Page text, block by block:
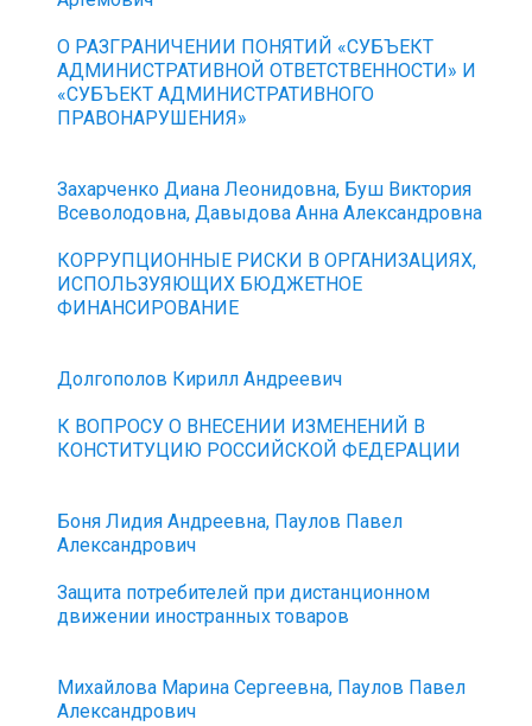
О РАЗГРАНИЧЕНИИ ПОНЯТИЙ «СУБЪЕКТ
АДМИНИСТРАТИВНОЙ ОТВЕТСТВЕННОСТИ» И
«СУБЪЕКТ АДМИНИСТРАТИВНОГО
ПРАВОНАРУШЕНИЯ»
Захарченко Диана Леонидовна, Буш Виктория
Всеволодовна, Давыдова Анна Александровна
КОРРУПЦИОННЫЕ РИСКИ В ОРГАНИЗАЦИЯХ,
ИСПОЛЬЗУЯЮЩИХ БЮДЖЕТНОЕ
ФИНАНСИРОВАНИЕ
Долгополов Кирилл Андреевич
К ВОПРОСУ О ВНЕСЕНИИ ИЗМЕНЕНИЙ В
КОНСТИТУЦИЮ РОССИЙСКОЙ ФЕДЕРАЦИИ
Боня Лидия Андреевна, Паулов Павел
Александрович
Защита потребителей при дистанционном
движении иностранных товаров
Михайлова Марина Сергеевна, Паулов Павел
Александрович